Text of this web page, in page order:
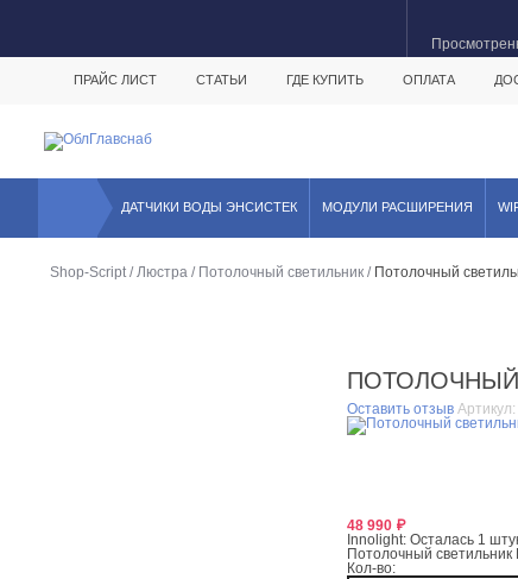
ПРАЙС ЛИСТ СТАТЬИ ГДЕ КУПИТЬ ОПЛАТА
ДАТЧИКИ ВОДЫ ЭНСИСТЕК МОДУЛИ РАСШИРЕНИЯ
Shop-Script/Люстра / Потолочный светильник / Потолочный
ПОТОЛОЧНЫЙ
Оставить отзыв Артикул:
48 990 ₽
Innolight: Осталась 1
Потолочный
Кол-во: